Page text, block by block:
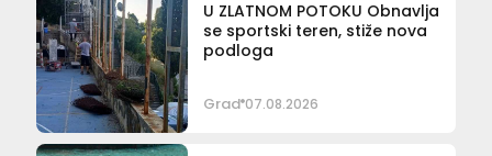
U ZLATNOM POTOKU Obnavlja
se sportski teren, stiže nova
podloga
Grad 07.08.2026